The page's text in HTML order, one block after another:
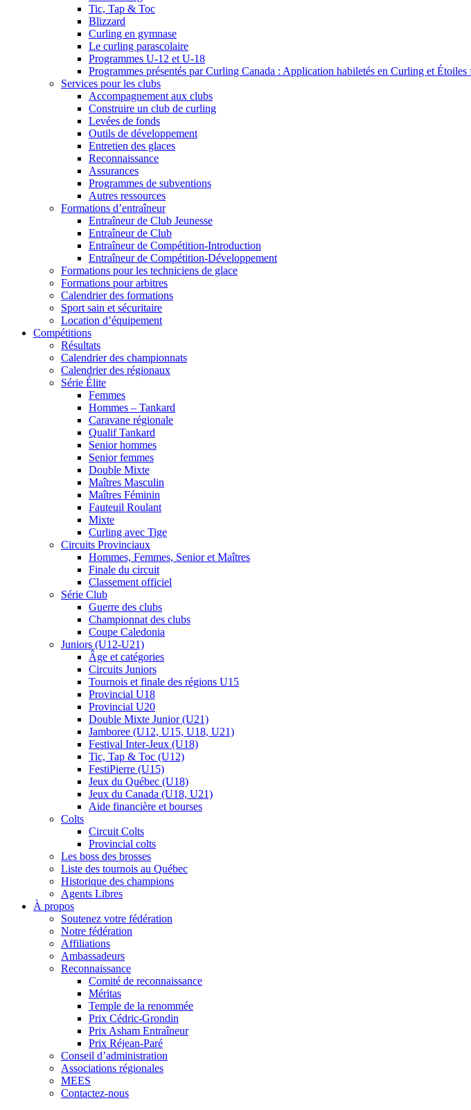
Tic, Tap & Toc
Blizzard
Curling en gymnase
Le curling parascolaire
Programmes U-12 et U-18
Programmes présentés par Curling Canada : Application habiletés en Curling et Étoiles
Services pour les clubs
Accompagnement aux clubs
Construire un club de curling
Levées de fonds
Outils de développement
Entretien des glaces
Reconnaissance
Assurances
Programmes de subventions
Autres ressources
Formations d’entraîneur
Entraîneur de Club Jeunesse
Entraîneur de Club
Entraîneur de Compétition-Introduction
Entraîneur de Compétition-Développement
Formations pour les techniciens de glace
Formations pour arbitres
Calendrier des formations
Sport sain et sécuritaire
Location d’équipement
Compétitions
Résultats
Calendrier des championnats
Calendrier des régionaux
Série Élite
Femmes
Hommes – Tankard
Caravane régionale
Qualif Tankard
Senior hommes
Senior femmes
Double Mixte
Maîtres Masculin
Maîtres Féminin
Fauteuil Roulant
Mixte
Curling avec Tige
Circuits Provinciaux
Hommes, Femmes, Senior et Maîtres
Finale du circuit
Classement officiel
Série Club
Guerre des clubs
Championnat des clubs
Coupe Caledonia
Juniors (U12-U21)
Âge et catégories
Circuits Juniors
Tournois et finale des régions U15
Provincial U18
Provincial U20
Double Mixte Junior (U21)
Jamboree (U12, U15, U18, U21)
Festival Inter-Jeux (U18)
Tic, Tap & Toc (U12)
FestiPierre (U15)
Jeux du Québec (U18)
Jeux du Canada (U18, U21)
Aide financière et bourses
Colts
Circuit Colts
Provincial colts
Les boss des brosses
Liste des tournois au Québec
Historique des champions
Agents Libres
À propos
Soutenez votre fédération
Notre fédération
Affiliations
Ambassadeurs
Reconnaissance
Comité de reconnaissance
Méritas
Temple de la renommée
Prix Cédric-Grondin
Prix Asham Entraîneur
Prix Réjean-Paré
Conseil d’administration
Associations régionales
MEES
Contactez-nous